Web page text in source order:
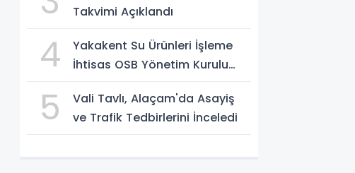
Takvimi Açıklandı
4
Yakakent Su Ürünleri İşleme
İhtisas OSB Yönetim Kurulu
5
Vali Tavlı, Alaçam'da Asayiş
ve Trafik Tedbirlerini İnceledi